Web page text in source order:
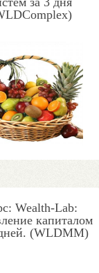
Wealth-Lab:
капиталом
(WLDMM)